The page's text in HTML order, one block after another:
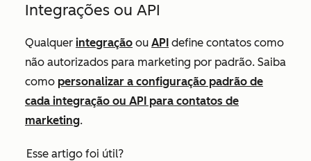
Integrações ou API
Qualquer integração ou API define contatos como
não autorizados para marketing por padrão. Saiba
como personalizar a configuração padrão de
cada integração ou API para contatos de
marketing.
Esse artigo foi útil?